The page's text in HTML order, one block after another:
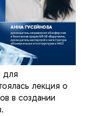
для
лекция о
в создании